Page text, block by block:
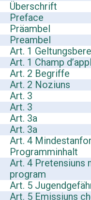
Überschrift
Preface
Präambel
Preambel
Art. 1
Art. 1 Champ
Art. 2 Begriffe
Art. 2 Noziuns
Art. 3
Art. 3
Art. 3a
Art. 3a
Art. 4
Programminhalt
Art. 4 Pretensiuns
program
Art. 5
Art. 5 Emissiuns